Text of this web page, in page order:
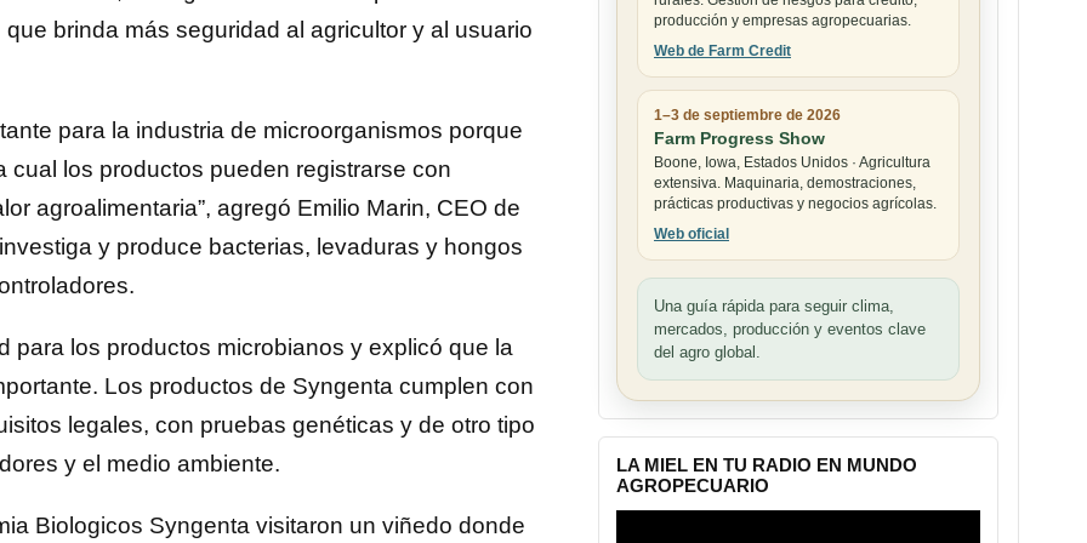
brinda más seguridad al agricultor y al usuario
para la industria de microorganismos porque
los productos pueden registrarse con
agroalimentaria”, agregó Emilio Marin, CEO de
y produce bacterias, levaduras y hongos
para los productos microbianos y explicó que la
Los productos de Syngenta cumplen con
legales, con pruebas genéticas y de otro tipo
y el medio ambiente.
Biologicos Syngenta visitaron un viñedo donde
producción y empresas agropecuarias.
Web de Farm Credit
1–3 de septiembre de 2026
Farm Progress Show
Boone, Iowa, Estados Unidos · Agricultura
extensiva. Maquinaria, demostraciones,
prácticas productivas y negocios agrícolas.
Web oficial
Una guía rápida para seguir clima,
mercados, producción y eventos clave
del agro global.
LA MIEL EN TU RADIO EN MUNDO
AGROPECUARIO